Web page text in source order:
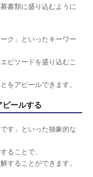
書類に盛り込むように
ク」といったキーワー
ピソードを盛り込むこ
をアピールできます。
ールする
す」といった抽象的な
ることで、
することができます。